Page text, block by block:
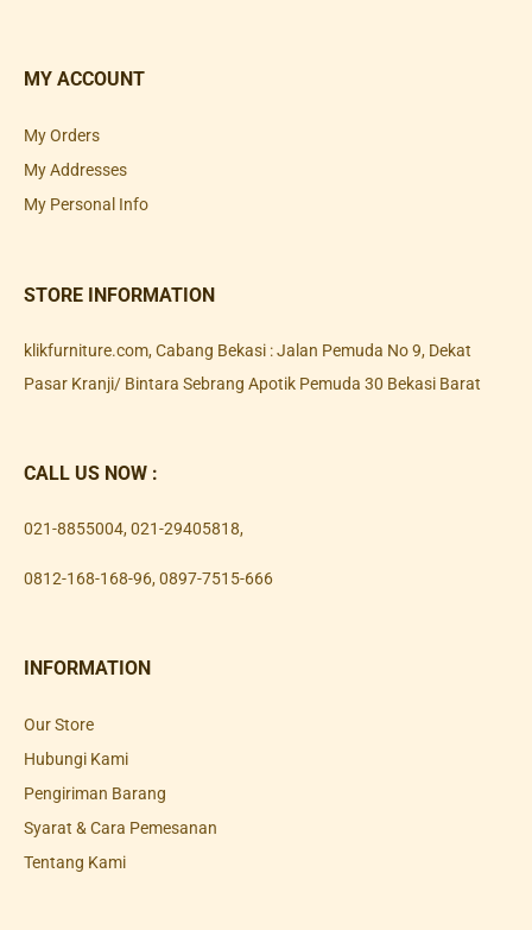
MY ACCOUNT
My Orders
My Addresses
My Personal Info
STORE INFORMATION
klikfurniture.com, Cabang Bekasi : Jalan Pemuda No 9, Dekat
Pasar Kranji/ Bintara Sebrang Apotik Pemuda 30 Bekasi Barat
CALL US NOW :
021-8855004, 021-29405818,
0812-168-168-96, 0897-7515-666
INFORMATION
Our Store
Hubungi Kami
Pengiriman Barang
Syarat & Cara Pemesanan
Tentang Kami